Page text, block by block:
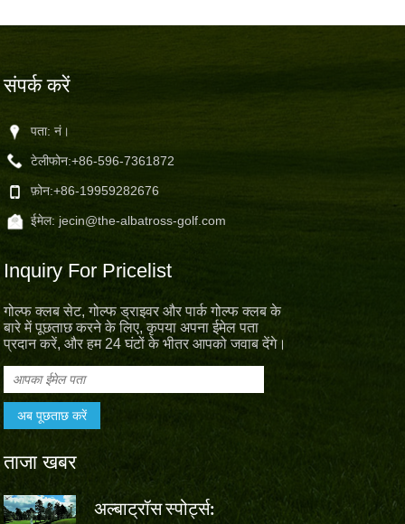
संपर्क करें
पता: नं।
टेलीफोन:+86-596-7361872
फ़ोन:+86-19959282676
ईमेल: jecin@the-albatross-golf.com
Inquiry For Pricelist
गोल्फ क्लब सेट, गोल्फ ड्राइवर और पार्क गोल्फ क्लब के
बारे में पूछताछ करने के लिए, कृपया अपना ईमेल पता
प्रदान करें, और हम 24 घंटों के भीतर आपको जवाब देंगे।
ताजा खबर
अल्बाट्रॉस स्पोर्ट्स: वॉल्वो